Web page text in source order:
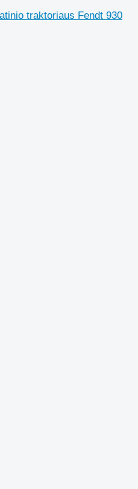
traktoriaus Fendt 930